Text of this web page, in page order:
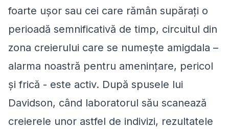
foarte ușor sau cei care rămân supărați o
perioadă semnificativă de timp, circuitul din
zona creierului care se numește amigdala –
alarma noastră pentru amenințare, pericol
și frică - este activ. După spusele lui
Davidson, când laboratorul său scanează
creierele unor astfel de indivizi, rezultatele